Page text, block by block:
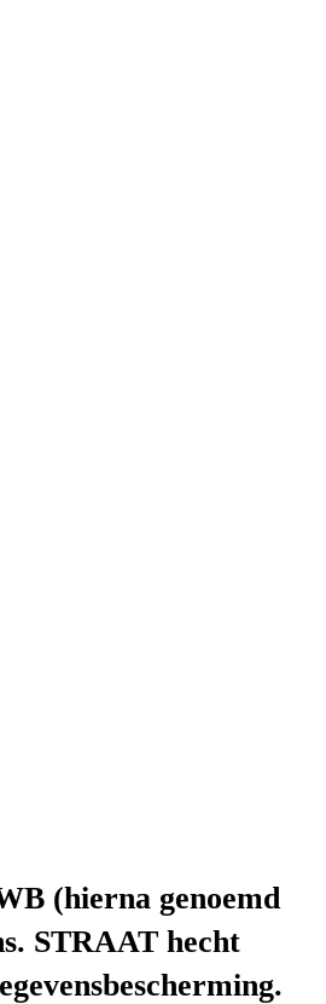
(hierna genoemd
STRAAT hecht